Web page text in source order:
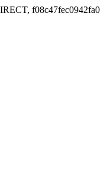
f08c47fec0942fa0